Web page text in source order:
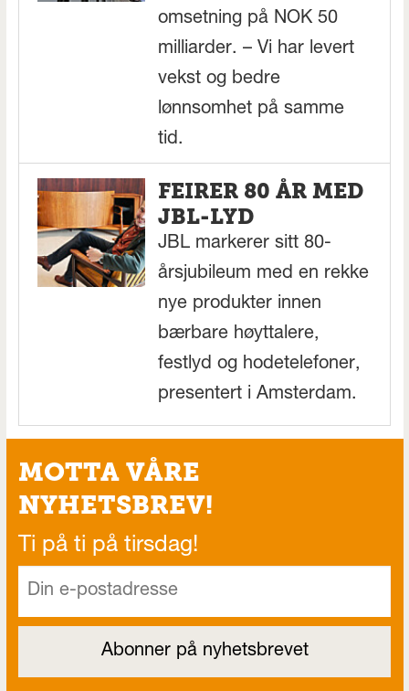
omsetning på NOK 50
milliarder. – Vi har levert
vekst og bedre
lønnsomhet på samme
tid.
FEIRER 80 ÅR MED
JBL-LYD
JBL markerer sitt 80-
årsjubileum med en rekke
nye produkter innen
bærbare høyttalere,
festlyd og hodetelefoner,
presentert i Amsterdam.
MOTTA VÅRE
NYHETSBREV!
Ti på ti på tirsdag!